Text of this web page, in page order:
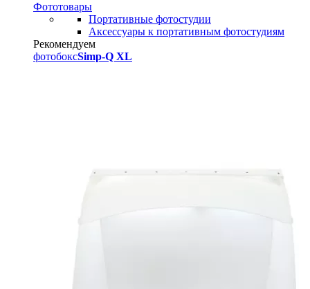
Фототовары
Портативные фотостудии
Аксессуары к портативным фотостудиям
Рекомендуем
фотобоксSimp-Q XL